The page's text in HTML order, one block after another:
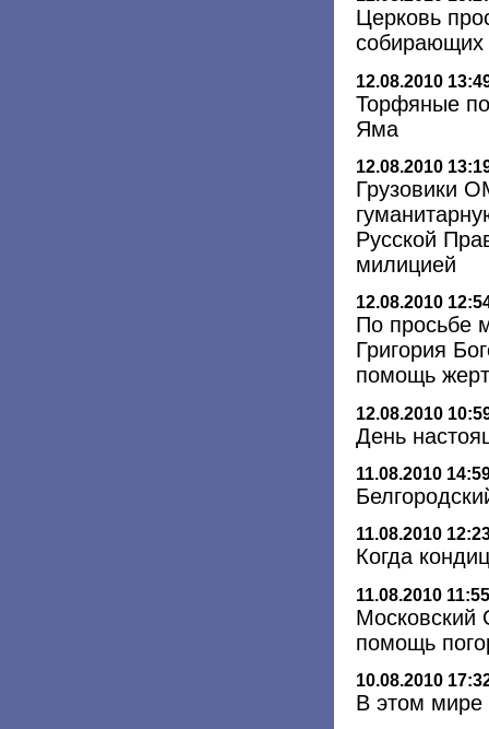
Церковь
собирающих
12.08.2010
Торфяные
Яма
12.08.2010
Грузовики
Русской
милицией
12.08.2010
По просьбе
Григория
помощь
12.08.2010
День
11.08.2010
11.08.2010
Когда
11.08.2010 11:55
помощь
10.08.2010
В этом мире